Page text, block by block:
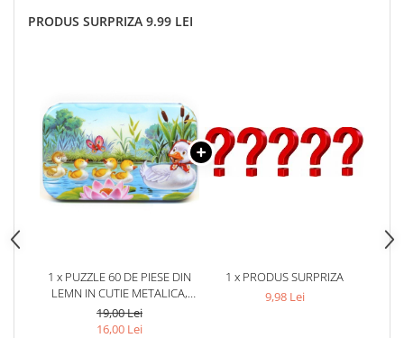
PRODUS SURPRIZA 9.99 LEI
1 x PUZZLE 60 DE PIESE DIN
LEMN IN CUTIE METALICA,
MODEL RATUSTE,
DEZVOLTARE ABILITATI
19,00 Lei
16,00 Lei
1 x PRODUS SURPRIZA
9,98 Lei